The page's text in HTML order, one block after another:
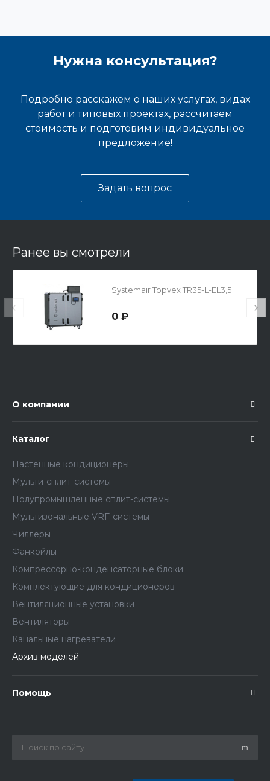
Нужна консультация?
Подробно расскажем о наших услугах, видах
работ и типовых проектах, рассчитаем
стоимость и подготовим индивидуальное
предложение!
Задать вопрос
Ранее вы смотрели
Systemair Topvex TR35-L-EL3,5
0 ₽
О компании
Каталог
Настенные кондиционеры
Мульти-сплит-системы
Полупромышленные сплит-системы
Мультизональные VRF-системы
Чиллеры
Фанкойлы
Компрессорно-конденсаторные блоки
Комплектующие для кондиционеров
Вентиляционные установки
Вентиляторы
Канальные нагреватели
Архив моделей
Помощь